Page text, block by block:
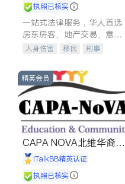
执照已核实
一站式法律服务，华人首选.
房东房客、地产交易、意外
伤害、车祸重伤、商业诉
建筑合同、刑事案件全包办
人身伤害 移民
刑事
信托/遗嘱
商业
索赔
律师-其它 保释
精英会员
CAPA NOVA北维华裔家
长会iTalkBB精英认证
执照已核实